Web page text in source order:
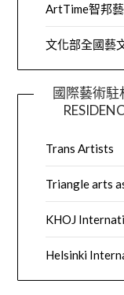
ArtTime智邦
文化部全國藝
國際藝術
Trans Artists
Triangle arts
KHOJ
Helsinki